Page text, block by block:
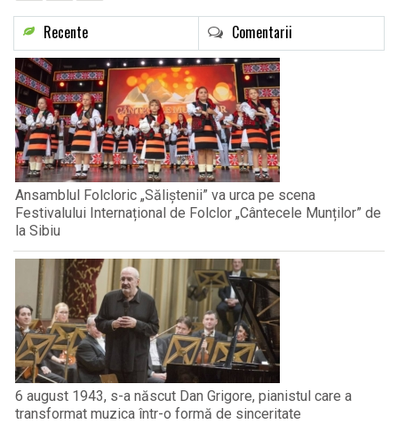
Recente Comentarii
Ansamblul Folcloric „Săliștenii” va urca pe scena
Festivalului Internațional de Folclor „Cântecele Munților” de
la Sibiu
6 august 1943, s-a născut Dan Grigore, pianistul care a
transformat muzica într-o formă de sinceritate